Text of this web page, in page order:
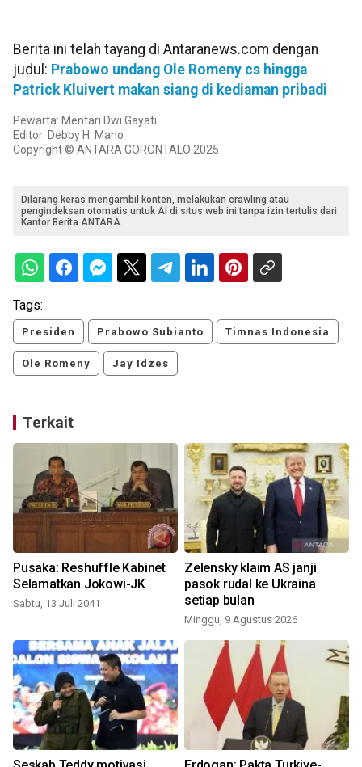
Berita ini telah tayang di Antaranews.com dengan
judul: Prabowo undang Ole Romeny cs hingga
Patrick Kluivert makan siang di kediaman pribadi
Pewarta: Mentari Dwi Gayati
Editor: Debby H. Mano
Copyright © ANTARA GORONTALO 2025
Dilarang keras mengambil konten, melakukan crawling atau
pengindeksan otomatis untuk AI di situs web ini tanpa izin tertulis dari
Kantor Berita ANTARA.
Tags:
Presiden Prabowo Subianto Timnas Indonesia
Ole Romeny Jay Idzes
Terkait
Pusaka: Reshuffle Kabinet
Selamatkan Jokowi-JK
Sabtu, 13 Juli 2041
Zelensky klaim AS janji
pasok rudal ke Ukraina
setiap bulan
Minggu, 9 Agustus 2026